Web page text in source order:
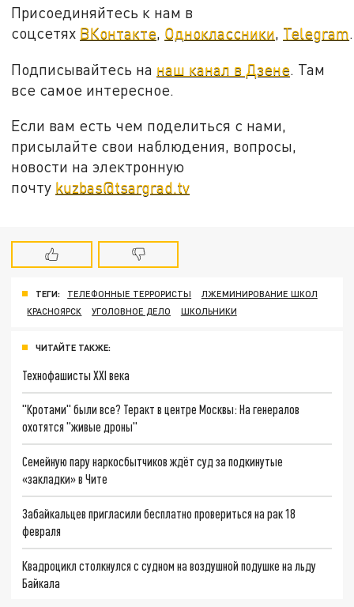
Присоединяйтесь к нам в
соцсетях ВКонтакте, Одноклассники, Telegram.
Подписывайтесь на наш канал в Дзене. Там
все самое интересное.
Если вам есть чем поделиться с нами,
присылайте свои наблюдения, вопросы,
новости на электронную
почту kuzbas@tsargrad.tv
ТЕГИ: ТЕЛЕФОННЫЕ ТЕРРОРИСТЫ
ЛЖЕМИНИРОВАНИЕ ШКОЛ
КРАСНОЯРСК
УГОЛОВНОЕ ДЕЛО ШКОЛЬНИКИ
ЧИТАЙТЕ ТАКЖЕ:
Технофашисты XXI века
"Кротами" были все? Теракт в центре Москвы: На генералов
охотятся "живые дроны"
Семейную пару наркосбытчиков ждёт суд за подкинутые
«закладки» в Чите
Забайкальцев пригласили бесплатно провериться на рак 18
февраля
Квадроцикл столкнулся с судном на воздушной подушке на льду
Байкала